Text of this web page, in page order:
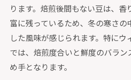
ります。焙煎後間もない豆は、香
富に残っているため、冬の寒さの
した風味が感じられます。特にウ
では、焙煎度合いと鮮度のバラン
め手となります。